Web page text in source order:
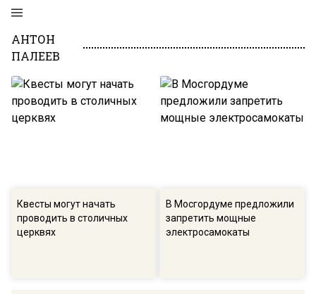
АНТОН
ПАЛЕЕВ
Квесты могут начать
проводить в столичных
церквях
В Мосгордуме предложили
запретить мощные
электросамокаты